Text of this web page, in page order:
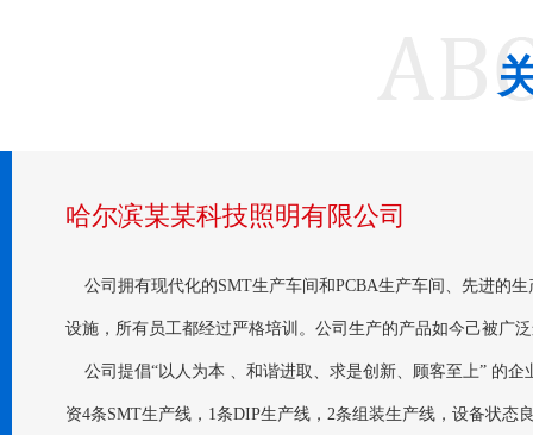
哈尔滨某某科技照明有限公司
公司拥有现代化的SMT生产车间和PCBA生产车间、先进的生
设施，所有员工都经过严格培训。公司生产的产品如今己被广
公司提倡“以人为本 、和谐进取、求是创新、顾客至上” 的
资4条SMT生产线，1条DIP生产线，2条组装生产线，设备状态